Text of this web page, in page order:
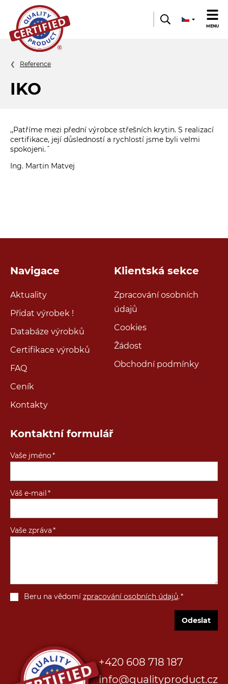
Quality
product
MENU
Reference
IKO
,,Patříme mezi přední výrobce střešních krytin. S realizací
certifikace, její důsledností a rychlostí jsme byli velmi
spokojeni.´´
Ing. Martin Matvej
+420 608 718 187
info@qualityproduct.cz
Navigace
Aktuality
Přidat výrobek !
Databáze výrobků
Certifikace výrobků
FAQ
Ceník
Kontakty
Klientská sekce
Zpracování osobních
údajů
Cookies
Žádost
Obchodní podmínky
Kontaktní formulář
Vaše jméno
Váš e-mail
Vaše zpráva
Beru na vědomí zpracování osobních údajů.
Odeslat